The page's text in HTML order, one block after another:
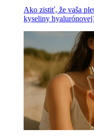
Ako zistiť, že vaša
kyseliny